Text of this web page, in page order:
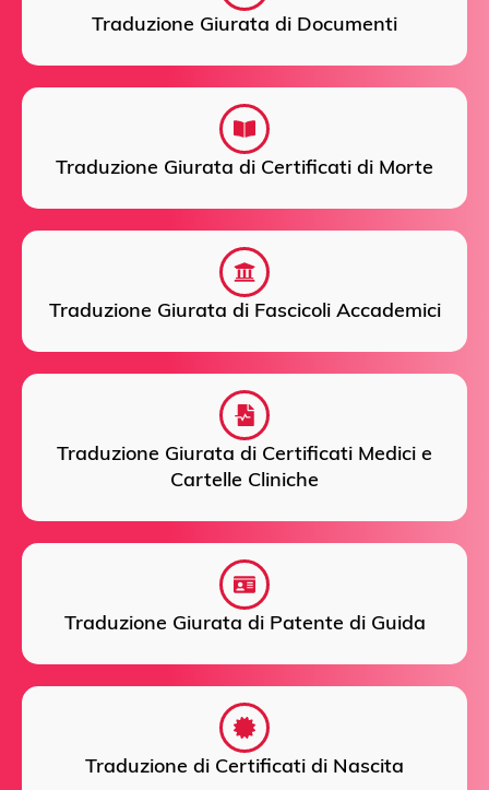
Traduzione Giurata di Documenti
Traduzione Giurata di Certificati di Morte
Traduzione Giurata di Fascicoli Accademici
Traduzione Giurata di Certificati Medici e
Cartelle Cliniche
Traduzione Giurata di Patente di Guida
Traduzione di Certificati di Nascita